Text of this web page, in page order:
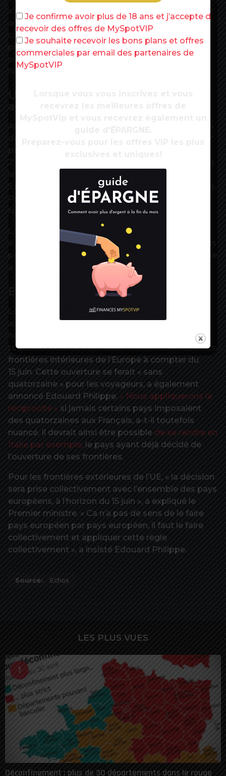
s’est réjouie l’hôtellerie de plein air après les
annonces du gouvernement. Mi-mai, les 8.000
campings français s’étaient dits « prêts » à rouvrir
pour l’été et ont mis en place un protocole
sanitaire qui « assure la distanciation », selon leur
fédération.
Au-delà d’être autorisés à se déplacer, les Français
les parcs de loisirs avec « une jauge maximale de
5.000 personnes » seront de nouveaux accessibles.
Pour les parcs de loisirs situés en zone orange, il
faudra toutefois attendre le 22 juin.
La réouverture des musées et monuments est
également prévue pour le 2 juin. Enfin, pour les plus
petits, les colonies de vacances pourront reprendre
à compter du 22 juin.
Et à l’étranger ?
Les modalités restent plus floues pour les
amateurs de voyages à travers le monde. Les
toutefois s’est dit « favorable » à la réouverture des
frontières intérieures de l’Europe à compter du
15 juin. Cette ouverture se ferait « sans
quatorzaine » pour les voyageurs, a également
annoncé Edouard Philippe. « Nous appliquerons la
réciprocité » si jamais certains pays imposaient
des quatorzaines aux Français, a-t-il toutefois
nuancé. Il devrait ainsi être possible de se rendre en
Italie par exemple, le pays ayant déjà décidé de
l’ouverture de ses frontières.
Pour les frontières extérieures de l’UE, « la décision
sera prise collectivement avec l’ensemble des pays
européens, à l’horizon du 15 juin », a expliqué le
Premier ministre. « Ca n’a pas de sens de le faire
pays européen par pays européen, il faut le faire
collectivement et appliquer cette règle
collectivement », a insisté Edouard Philippe.
Source: Echos
LES PLUS VUES
1
Déconfinement : plus de 30 départements dans le rouge
Je confirme avoir plus de 18 ans et j’accepte de
recevoir des offres de MySpotVIP
Je souhaite recevoir les bons plans et offres
commerciales par email des partenaires de
MySpotVIP